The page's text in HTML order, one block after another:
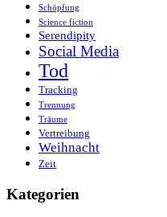
Schöpfung
Science fiction
Serendipity
Social Media
Tod
Tracking
Trennung
Träume
Vertreibung
Weihnacht
Zeit
Kategorien